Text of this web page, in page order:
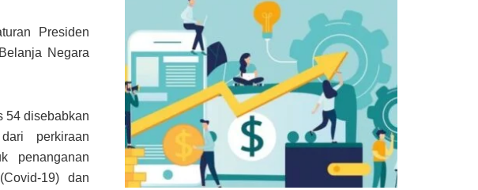
Presiden
Negara
54 disebabkan
perkiraan
penanganan
19) dan